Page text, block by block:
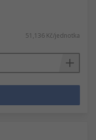
51,136 Kč/jednotka